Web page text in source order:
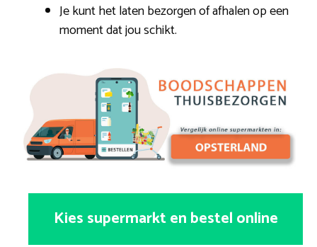
Je kunt het laten bezorgen of afhalen op een
moment dat jou schikt.
Kies supermarkt en bestel online